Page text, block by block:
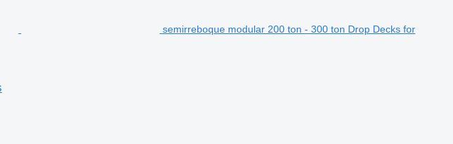
semirreboque modular 200 ton - 300 ton Drop Decks for